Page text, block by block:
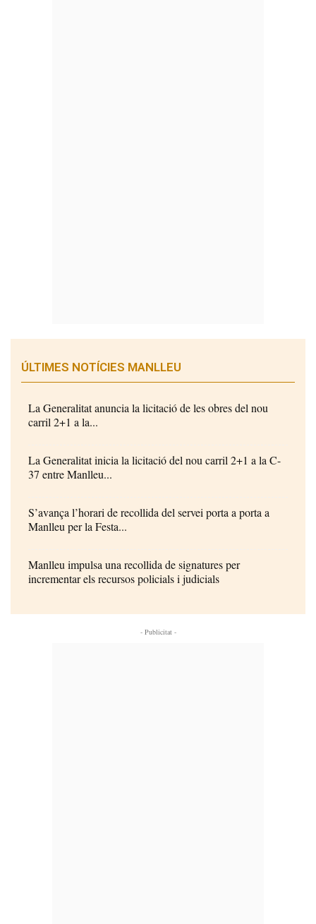
ÚLTIMES NOTÍCIES MANLLEU
La Generalitat anuncia la licitació de les obres del nou
carril 2+1 a la...
La Generalitat inicia la licitació del nou carril 2+1 a la C-
37 entre Manlleu...
S’avança l’horari de recollida del servei porta a porta a
Manlleu per la Festa...
Manlleu impulsa una recollida de signatures per
incrementar els recursos policials i judicials
- Publicitat -